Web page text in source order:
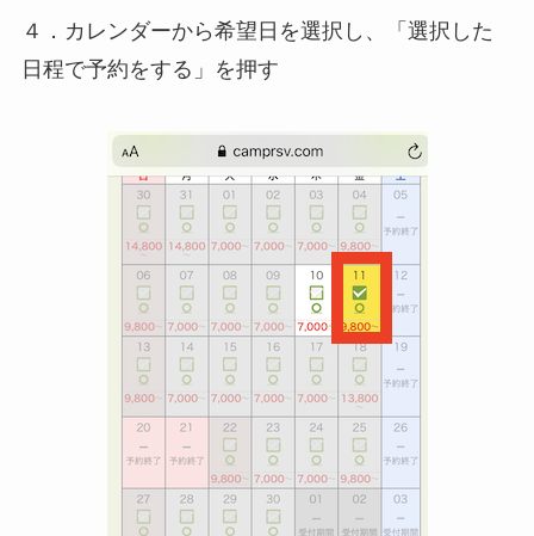
４．カレンダーから希望日を選択し、「選択した
日程で予約をする」を押す